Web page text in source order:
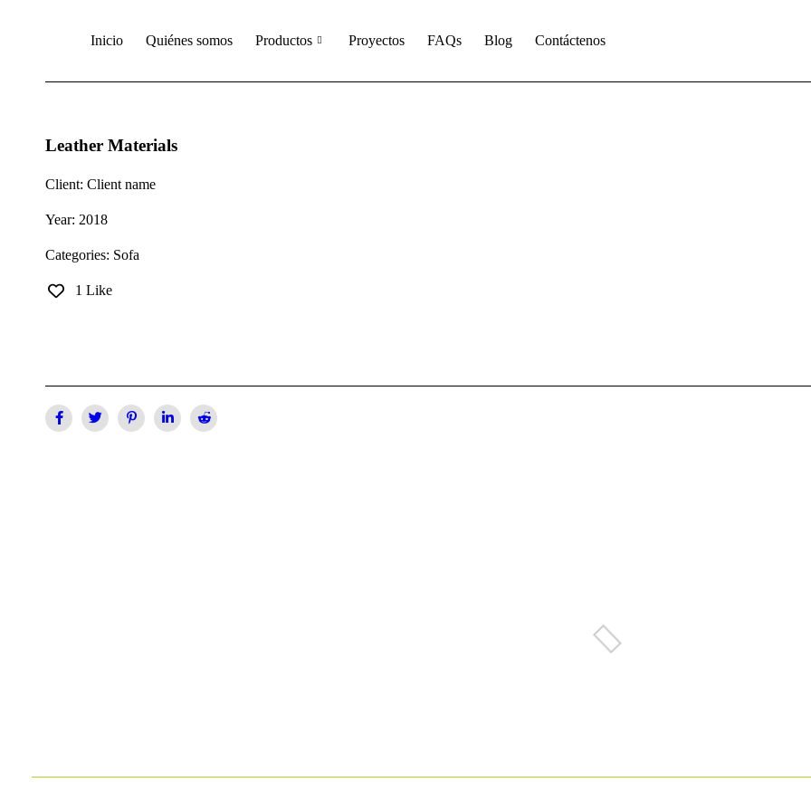
Inicio Quiénes somos Productos Proyectos FAQs Blog Contáctenos
Leather Materials
Client: Client name
Year: 2018
Categories: Sofa
1 Like